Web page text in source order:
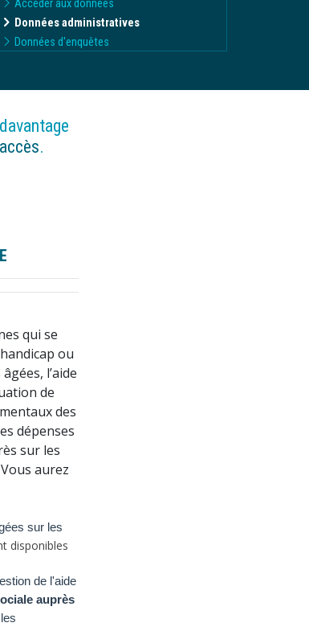
Accéder aux données
Données administratives
Données d'enquêtes
.
qui se
ou
l’aide
de
des
dépenses
sur les
aurez
sur les
disponibles
de l'aide
auprès